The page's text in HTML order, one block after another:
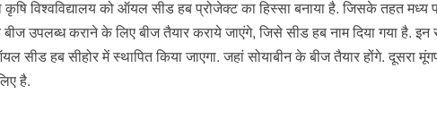
कृषि विश्वविद्यालय को ऑयल सीड हब प्रोजेक्ट का हिस्सा बनाया है. जिसके तहत
उपलब्ध कराने के लिए बीज तैयार कराये जाएंगे, जिसे सीड हब नाम दिया गया है. इन
हब सीहोर में स्थापित किया जाएगा. जहां सोयाबीन के बीज तैयार होंगे. दूसरा
है.